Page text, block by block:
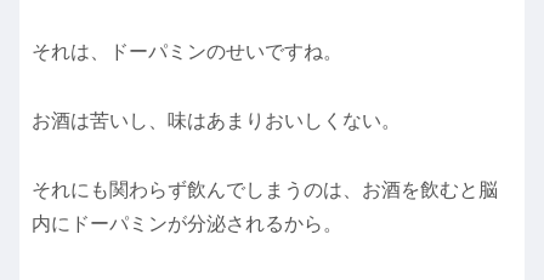
それは、ドーパミンのせいですね。
お酒は苦いし、味はあまりおいしくない。
それにも関わらず飲んでしまうのは、お酒を飲むと脳
内にドーパミンが分泌されるから。